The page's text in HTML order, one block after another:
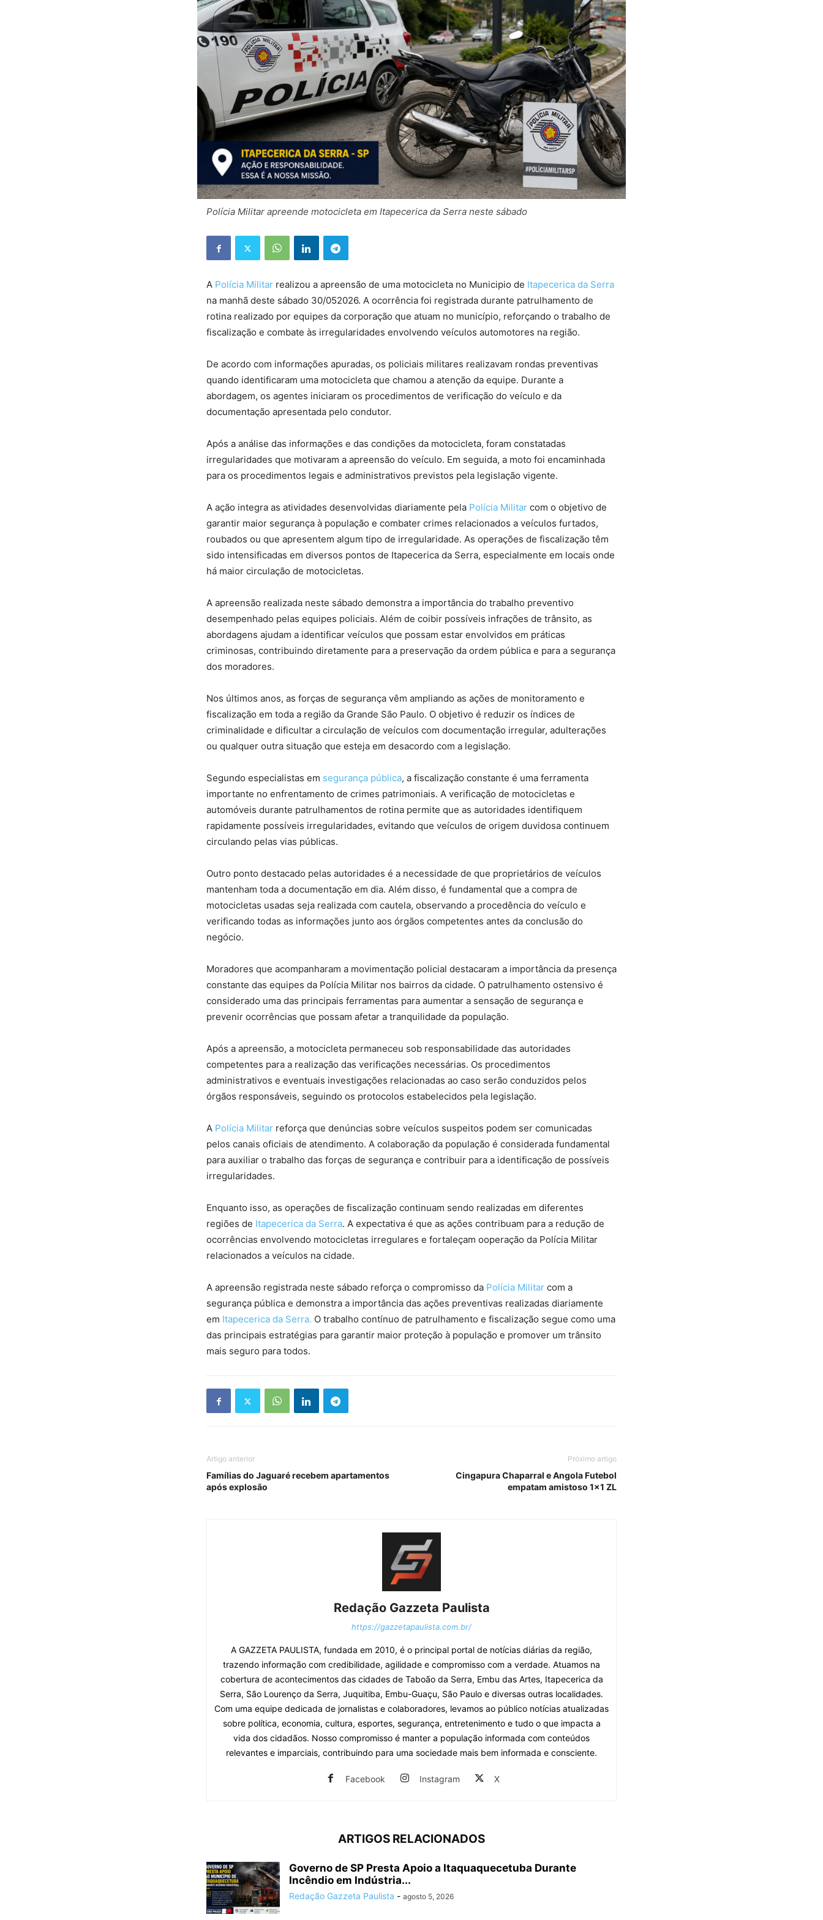
Polícia Militar apreende motocicleta em Itapecerica da Serra neste sábado
A Polícia Militar realizou a apreensão de uma motocicleta no Municipio de Itapecerica da Serra
na manhã deste sábado 30/052026. A ocorrência foi registrada durante patrulhamento de
rotina realizado por equipes da corporação que atuam no município, reforçando o trabalho de
fiscalização e combate às irregularidades envolvendo veículos automotores na região.
De acordo com informações apuradas, os policiais militares realizavam rondas preventivas
quando identificaram uma motocicleta que chamou a atenção da equipe. Durante a
abordagem, os agentes iniciaram os procedimentos de verificação do veículo e da
documentação apresentada pelo condutor.
Após a análise das informações e das condições da motocicleta, foram constatadas
irregularidades que motivaram a apreensão do veículo. Em seguida, a moto foi encaminhada
para os procedimentos legais e administrativos previstos pela legislação vigente.
A ação integra as atividades desenvolvidas diariamente pela Polícia Militar com o objetivo de
garantir maior segurança à população e combater crimes relacionados a veículos furtados,
roubados ou que apresentem algum tipo de irregularidade. As operações de fiscalização têm
sido intensificadas em diversos pontos de Itapecerica da Serra, especialmente em locais onde
há maior circulação de motocicletas.
A apreensão realizada neste sábado demonstra a importância do trabalho preventivo
desempenhado pelas equipes policiais. Além de coibir possíveis infrações de trânsito, as
abordagens ajudam a identificar veículos que possam estar envolvidos em práticas
criminosas, contribuindo diretamente para a preservação da ordem pública e para a segurança
dos moradores.
Nos últimos anos, as forças de segurança vêm ampliando as ações de monitoramento e
fiscalização em toda a região da Grande São Paulo. O objetivo é reduzir os índices de
criminalidade e dificultar a circulação de veículos com documentação irregular, adulterações
ou qualquer outra situação que esteja em desacordo com a legislação.
Segundo especialistas em segurança pública, a fiscalização constante é uma ferramenta
importante no enfrentamento de crimes patrimoniais. A verificação de motocicletas e
automóveis durante patrulhamentos de rotina permite que as autoridades identifiquem
rapidamente possíveis irregularidades, evitando que veículos de origem duvidosa continuem
circulando pelas vias públicas.
Outro ponto destacado pelas autoridades é a necessidade de que proprietários de veículos
mantenham toda a documentação em dia. Além disso, é fundamental que a compra de
motocicletas usadas seja realizada com cautela, observando a procedência do veículo e
verificando todas as informações junto aos órgãos competentes antes da conclusão do
negócio.
Moradores que acompanharam a movimentação policial destacaram a importância da presença
constante das equipes da Polícia Militar nos bairros da cidade. O patrulhamento ostensivo é
considerado uma das principais ferramentas para aumentar a sensação de segurança e
prevenir ocorrências que possam afetar a tranquilidade da população.
Após a apreensão, a motocicleta permaneceu sob responsabilidade das autoridades
competentes para a realização das verificações necessárias. Os procedimentos
administrativos e eventuais investigações relacionadas ao caso serão conduzidos pelos
órgãos responsáveis, seguindo os protocolos estabelecidos pela legislação.
A Polícia Militar reforça que denúncias sobre veículos suspeitos podem ser comunicadas
pelos canais oficiais de atendimento. A colaboração da população é considerada fundamental
para auxiliar o trabalho das forças de segurança e contribuir para a identificação de possíveis
irregularidades.
Enquanto isso, as operações de fiscalização continuam sendo realizadas em diferentes
regiões de Itapecerica da Serra. A expectativa é que as ações contribuam para a redução de
ocorrências envolvendo motocicletas irregulares e fortaleçam ooperação da Polícia Militar
relacionados a veículos na cidade.
A apreensão registrada neste sábado reforça o compromisso da Polícia Militar com a
segurança pública e demonstra a importância das ações preventivas realizadas diariamente
em Itapecerica da Serra. O trabalho contínuo de patrulhamento e fiscalização segue como uma
das principais estratégias para garantir maior proteção à população e promover um trânsito
mais seguro para todos.
Artigo anterior
Famílias do Jaguaré recebem apartamentos
após explosão
Próximo artigo
Cingapura Chaparral e Angola Futebol
empatam amistoso 1×1 ZL
Redação Gazzeta Paulista
https://gazzetapaulista.com.br/
A GAZZETA PAULISTA, fundada em 2010, é o principal portal de notícias diárias da região,
trazendo informação com credibilidade, agilidade e compromisso com a verdade. Atuamos na
cobertura de acontecimentos das cidades de Taboão da Serra, Embu das Artes, Itapecerica da
Serra, São Lourenço da Serra, Juquitiba, Embu-Guaçu, São Paulo e diversas outras localidades.
Com uma equipe dedicada de jornalistas e colaboradores, levamos ao público notícias atualizadas
sobre política, economia, cultura, esportes, segurança, entretenimento e tudo o que impacta a
vida dos cidadãos. Nosso compromisso é manter a população informada com conteúdos
relevantes e imparciais, contribuindo para uma sociedade mais bem informada e consciente.
Facebook Instagram X
ARTIGOS RELACIONADOS
Governo de SP Presta Apoio a Itaquaquecetuba Durante
Incêndio em Indústria...
Redação Gazzeta Paulista - agosto 5, 2026